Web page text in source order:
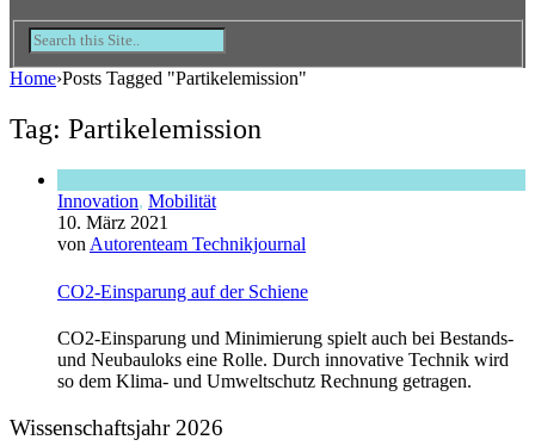
Home›Posts Tagged "Partikelemission"
Tag: Partikelemission
Innovation, Mobilität
10. März 2021
von Autorenteam Technikjournal
CO2-Einsparung auf der Schiene
CO2-Einsparung und Minimierung spielt auch bei Bestands-
und Neubauloks eine Rolle. Durch innovative Technik wird
so dem Klima- und Umweltschutz Rechnung getragen.
Wissenschaftsjahr 2026